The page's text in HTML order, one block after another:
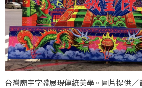
台灣廟宇字體展現傳統美學。圖片提供／